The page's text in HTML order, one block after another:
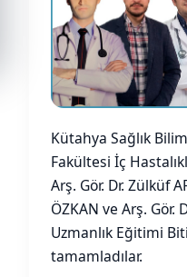
Kütahya Sağlık
Fakültesi İç
Arş. Gör. Dr. Zülküf
ÖZKAN ve Arş. Gör.
Uzmanlık Eğitimi
tamamladılar.